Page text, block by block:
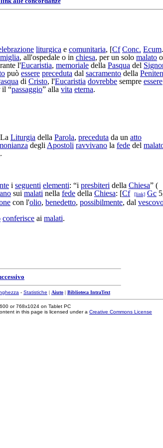
liturgica e comunitaria, [Cf Conc. Ecum.
, all'ospedale o in chiesa, per un solo malato
l'Eucaristia, memoriale della Pasqua del
può essere preceduta dal sacramento della
di Cristo, l'Eucaristia dovrebbe sempre essere
il “passaggio” alla vita eterna.
Liturgia della Parola, preceduta da un atto
degli Apostoli ravvivano la fede del
.
i seguenti elementi: “i presbiteri della Chiesa” (
sui malati nella fede della Chiesa: [Cf [link] Gc
con l'olio, benedetto, possibilmente, dal
conferisce ai malati.
- Statistiche | Aiuto | Biblioteca IntraText
or 768x1024 on Tablet PC
in this page is licensed under a Creative Commons License